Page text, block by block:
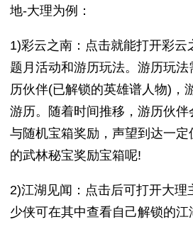
地-大理为例：
1)彩云之南：点击就能打开彩云
题月活动和游历玩法。游历玩
历伙伴(已解锁的英雄谱人物)，
游历。随着时间推移，游历伙
与随机宝箱奖励，声望到达一
的武林秘宝奖励宝箱呢!
2)江湖见闻：点击后可打开大理
少侠可在其中查看自己解锁的江